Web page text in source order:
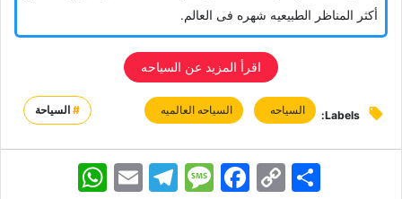
أکثر المناظر الطبیعیه شهره فی العالم.
اقرأ المزید عن السیاحه
Labels: السیاحه السیاحه العالمیه #السياحة
WhatsApp EmailTelegramMessageFacebook Copy
Link
اشتراک